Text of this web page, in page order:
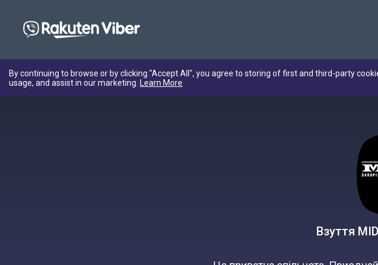
By continuing to browse or by clicking "Accept All", you agree to storing of first and third-party
usage, and assist in our marketing. Learn More
Взуття